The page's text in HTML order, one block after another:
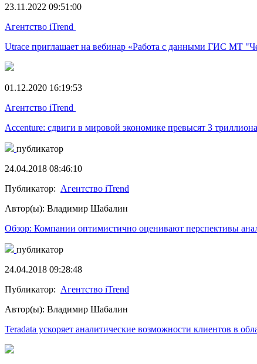
23.11.2022 09:51:00
Агентство iTrend
Utrace приглашает на вебинар «Работа с данными ГИС МТ
01.12.2020 16:19:53
Агентство iTrend
Accenture: сдвиги в мировой экономике превысят 3
публикатор
24.04.2018 08:46:10
Публикатор: Агентство iTrend
Автор(ы): Владимир Шабалин
Обзор: Компании оптимистично оценивают перспективы
публикатор
24.04.2018 09:28:48
Публикатор: Агентство iTrend
Автор(ы): Владимир Шабалин
Teradata ускоряет аналитические возможности клиентов в